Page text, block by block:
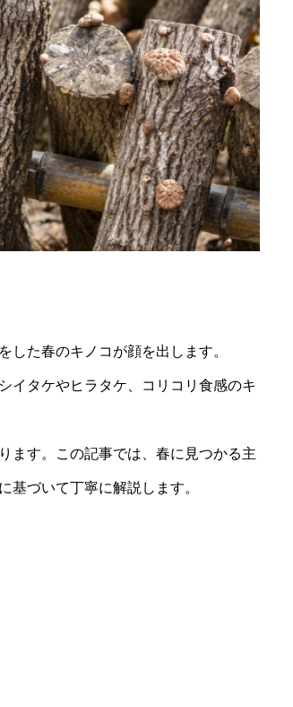
した春のキノコが顔を出します。
イタケやヒラタケ、コリコリ食感のキ
ます。この記事では、春に見つかる主
基づいて丁寧に解説します。